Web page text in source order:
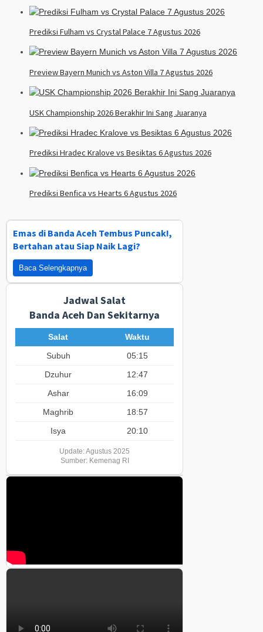
Prediksi Fulham vs Crystal Palace 7 Agustus 2026
Preview Bayern Munich vs Aston Villa 7 Agustus 2026
USK Championship 2026 Berakhir Ini Sang Juaranya
Prediksi Hradec Kralove vs Besiktas 6 Agustus 2026
Prediksi Benfica vs Hearts 6 Agustus 2026
Emas di Banda Aceh Tembus Puncak!,
Bertahan atau Siap Naik Lagi?
Baca Selengkapnya
Jadwal Salat
Banda Aceh Dan Sekitarnya
Salat
Waktu
Subuh
05:15
Dzuhur
12:47
Ashar
16:09
Maghrib
18:57
Isya
20:10
Update: Agustus 2025
Sumber: Kemenag RI